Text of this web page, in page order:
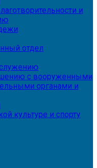
и
отдел
с вооруженными
органами и
культуре и спорту